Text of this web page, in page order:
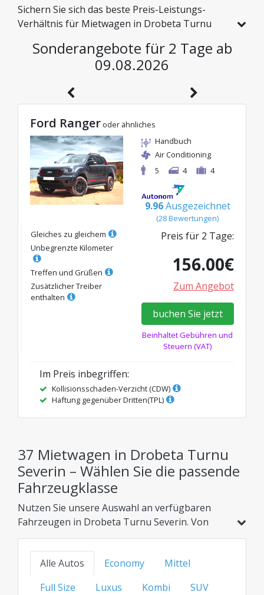
Sichern Sie sich das beste Preis-Leistungs-
Verhältnis für Mietwagen in Drobeta Turnu
günstigen Preisen. Wir haben speziell für Sie
Fahrzeuge mit echten Rabatten ausgewählt,
hervorragenden Budget genießen können.
Sonderangebote für 2 Tage ab
09.08.2026
Ford Ranger oder ähnliches
Handbuch
Air Conditioning
5
4 4
9.96 Ausgezeichnet
(28Bewertungen)
Gleiches zu gleichem
Unbegrenzte Kilometer
Treffen und Grüßen
Zusätzlicher Treiber
enthalten
Preis für 2 Tage:
156.00€
Zum Angebot
buchen Sie jetzt
Beinhaltet Gebühren und
Steuern (VAT)
Im Preis inbegriffen:
Kollisionsschaden-Verzicht (CDW)
Haftung gegenüber Dritten(TPL)
37 Mietwagen in Drobeta Turnu
Severin – Wählen Sie die passende
Fahrzeugklasse
Nutzen Sie unsere Auswahl an verfügbaren
Fahrzeugen in Drobeta Turnu Severin. Von
günstigen Kompaktwagen und Hybridmodellen
bis hin zu Familienautos, SUVs oder der
Luxusklasse – finden Sie Ihre ideale Option zum
besten transparenten Preis für jede Kategorie.
Alle Autos Economy
Mittel
Full Size
Luxus Kombi
SUV